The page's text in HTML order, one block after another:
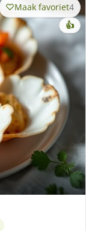
Maak favoriet4
👍